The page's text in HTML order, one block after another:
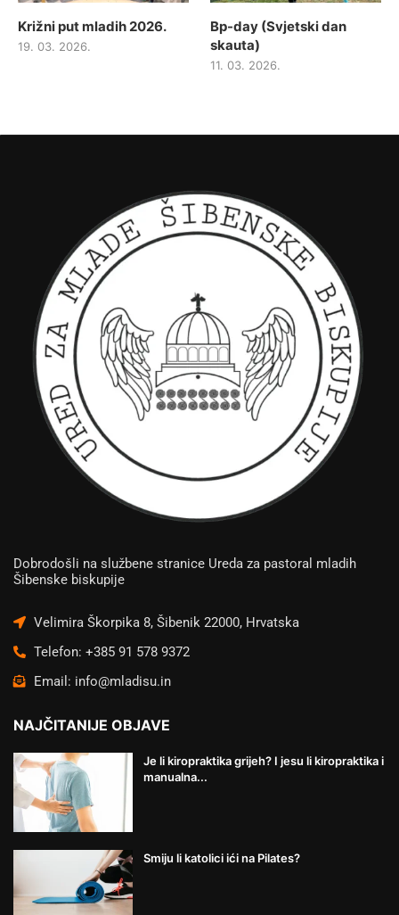
Križni put mladih 2026.
19. 03. 2026.
Bp-day (Svjetski dan
skauta)
11. 03. 2026.
Dobrodošli na službene stranice Ureda za pastoral mladih
Šibenske biskupije
Velimira Škorpika 8, Šibenik 22000, Hrvatska
Telefon: +385 91 578 9372
Email: info@mladisu.in
NAJČITANIJE OBJAVE
Je li kiropraktika grijeh? I jesu li kiropraktika i
manualna...
Smiju li katolici ići na Pilates?